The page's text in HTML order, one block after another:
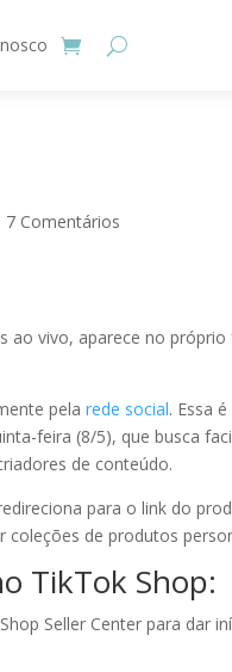
7 Comentários
ao vivo, aparece no
pelarede social. Essa
feira (8/5), que busca
de conteúdo.
para o link do
de produtos
TikTok Shop:
Seller Center para dar